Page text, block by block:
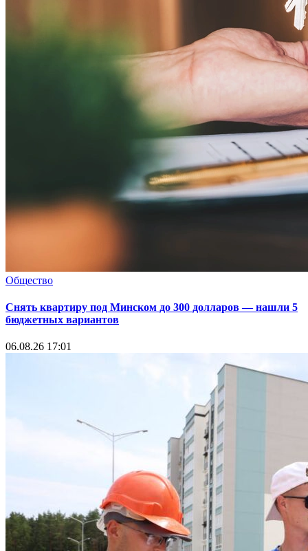
Общество
Снять квартиру под Минском до 300 долларов — нашли 5
бюджетных вариантов
06.08.26 17:01